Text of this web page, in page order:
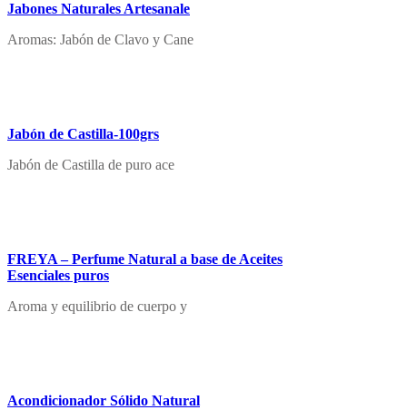
Jabones Naturales Artesanale
Aromas: Jabón de Clavo y Cane
Jabón de Castilla-100grs
Jabón de Castilla de puro ace
FREYA – Perfume Natural a base de Aceites
Esenciales puros
Aroma y equilibrio de cuerpo y
Acondicionador Sólido Natural